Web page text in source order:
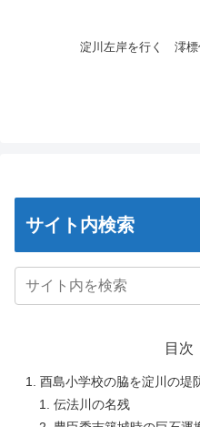
淀川左岸を行く 澪標
サイト内検索
目次
酉島小学校の脇を淀川の堤
伝法川の名残